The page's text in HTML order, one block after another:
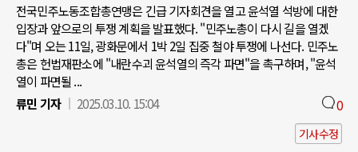
전국민주노동조합총연맹은 긴급 기자회견을 열고 윤석열 석방에 대한
입장과 앞으로의 투쟁 계획을 발표했다. "민주노총이 다시 길을 열겠
다"며 오는 11일, 광화문에서 1박 2일 집중 철야 투쟁에 나선다. 민주노
총은 헌법재판소에 "내란수괴 윤석열의 즉각 파면"을 촉구하며, "윤석
열이 파면될 ...
류민 기자
2025.03.10. 15:04 0
기사수정